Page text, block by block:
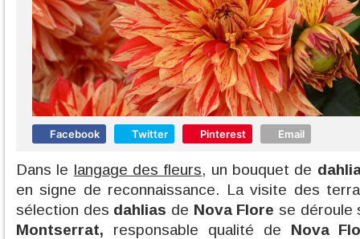
Facebook Twitter Pinterest Email
Dans le langage des fleurs, un bouquet de
en signe de reconnaissance. La visite des
sélection des dahlias de Nova Flore se déroule
Montserrat, responsable qualité de Nova